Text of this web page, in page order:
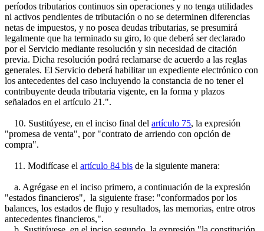
períodos tributarios continuos sin operaciones y no tenga utilidades
ni activos pendientes de tributación o no se determinen diferencias
netas de impuestos, y no posea deudas tributarias, se presumirá
legalmente que ha terminado su giro, lo que deberá ser declarado
por el Servicio mediante resolución y sin necesidad de citación
previa. Dicha resolución podrá reclamarse de acuerdo a las reglas
generales. El Servicio deberá habilitar un expediente electrónico con
los antecedentes del caso incluyendo la constancia de no tener el
contribuyente deuda tributaria vigente, en la forma y plazos
señalados en el artículo 21.".
10. Sustitúyese, en el inciso final del artículo 75, la expresión
"promesa de venta", por "contrato de arriendo con opción de
compra".
11. Modifícase el artículo 84 bis de la siguiente manera:
a. Agrégase en el inciso primero, a continuación de la expresión
"estados financieros", la siguiente frase: "conformados por los
balances, los estados de flujo y resultados, las memorias, entre otros
antecedentes financieros,".